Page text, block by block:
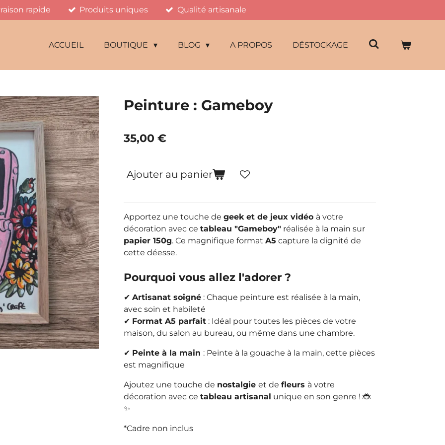
rapide Produits uniques Qualité artisanale
ACCUEIL BOUTIQUE BLOG A PROPOS DÉSTOCKAGE
Peinture : Gameboy
35,00 €
Ajouter au panier
Apportez une touche de geek et de jeux vidéo à votre
décoration avec ce tableau "Gameboy" réalisée à la main sur
papier 150g. Ce magnifique format A5 capture la dignité de
cette déesse.
Pourquoi vous allez l'adorer ?
✔ Artisanat soigné : Chaque peinture est réalisée à la main,
avec soin et habileté
✔ Format A5 parfait : Idéal pour toutes les pièces de votre
maison, du salon au bureau, ou même dans une chambre.
✔ Peinte à la main : Peinte à la gouache à la main, cette pièces
est magnifique
Ajoutez une touche de nostalgie et de fleurs à votre
décoration avec ce tableau artisanal unique en son genre ! 🐞
✨
*Cadre non inclus